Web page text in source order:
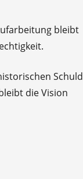
bleibt
Schuld
die Vision